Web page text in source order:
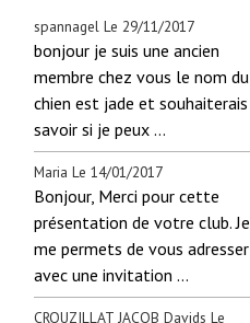
spannagel Le 29/11/2017
bonjour je suis une ancien
membre chez vous le nom du
chien est jade et souhaiterais
savoir si je peux ...
Maria Le 14/01/2017
Bonjour, Merci pour cette
présentation de votre club. Je
me permets de vous adresser
avec une invitation ...
CROUZILLAT JACOB Davids Le